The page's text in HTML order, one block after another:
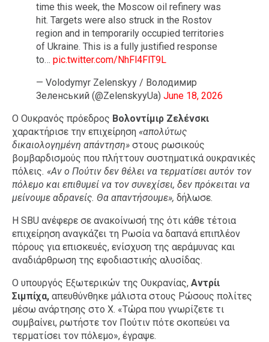
time this week, the Moscow oil refinery was
hit. Targets were also struck in the Rostov
region and in temporarily occupied territories
of Ukraine. This is a fully justified response
to… pic.twitter.com/NhFl4FlT9L
— Volodymyr Zelenskyy / Володимир
Зеленський (@ZelenskyyUa) June 18, 2026
Ο Ουκρανός πρόεδρος Βολοντίμιρ Ζελένσκι
χαρακτήρισε την επιχείρηση «απολύτως
δικαιολογημένη απάντηση» στους ρωσικούς
βομβαρδισμούς που πλήττουν συστηματικά ουκρανικές
πόλεις. «Αν ο Πούτιν δεν θέλει να τερματίσει αυτόν τον
πόλεμο και επιθυμεί να τον συνεχίσει, δεν πρόκειται να
μείνουμε αδρανείς. Θα απαντήσουμε», δήλωσε.
Η SBU ανέφερε σε ανακοίνωσή της ότι κάθε τέτοια
επιχείρηση αναγκάζει τη Ρωσία να δαπανά επιπλέον
πόρους για επισκευές, ενίσχυση της αεράμυνας και
αναδιάρθρωση της εφοδιαστικής αλυσίδας.
Ο υπουργός Εξωτερικών της Ουκρανίας, Αντρίι
Σιμπίχα, απευθύνθηκε μάλιστα στους Ρώσους πολίτες
μέσω ανάρτησης στο Χ. «Τώρα που γνωρίζετε τι
συμβαίνει, ρωτήστε τον Πούτιν πότε σκοπεύει να
τερματίσει τον πόλεμο», έγραψε.